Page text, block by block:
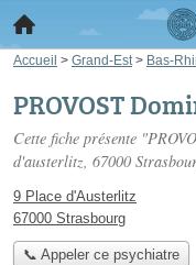
Accueil > Grand-Est > Bas-
PROVOST
Cette fiche présente
d'austerlitz, 67000
9 Place d'Austerlitz
67000 Strasbourg
📞 Appeler ce psychiatre